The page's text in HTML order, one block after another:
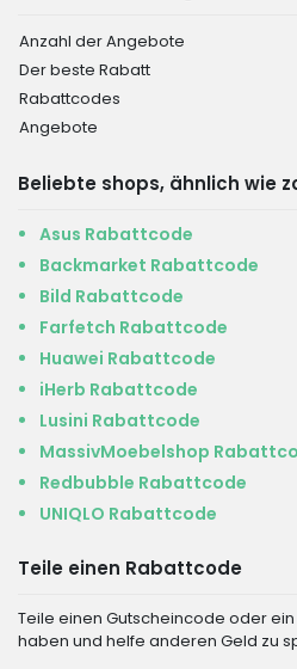
Anzahl der Angebote
Der beste Rabatt
Rabattcodes
Angebote
Beliebte shops, ähnlich wie
Asus Rabattcode
Backmarket Rabattcode
Bild Rabattcode
Farfetch Rabattcode
Huawei Rabattcode
iHerb Rabattcode
Lusini Rabattcode
MassivMoebelshop
Redbubble Rabattcode
UNIQLO Rabattcode
Teile einen Rabattcode
Teile einen Gutscheincode oder
haben und helfe anderen Geld zu